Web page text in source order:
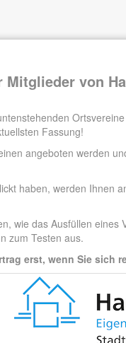
von
Fassung!
angeboten werden
haben, werden Ihnen
wie das Ausfüllen eines
zum Testen aus.
erst, wenn Sie sich